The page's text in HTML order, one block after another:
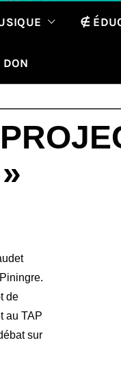
∉
DON
de
au TAP
sur